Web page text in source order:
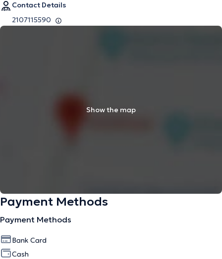
Contact Details
2107115590
Show the map
Payment Methods
Payment Methods
Bank Card
Cash